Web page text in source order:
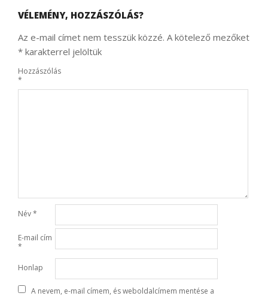
VÉLEMÉNY, HOZZÁSZÓLÁS?
Az e-mail címet nem tesszük közzé. A kötelező mezőket
* karakterrel jelöltük
Hozzászólás
*
Név*
E-mail cím
*
Honlap
A nevem, e-mail címem, és weboldalcímem mentése a